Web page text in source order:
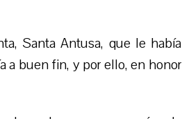
Santa Antusa, que le había
a buen fin, y por ello, en honor